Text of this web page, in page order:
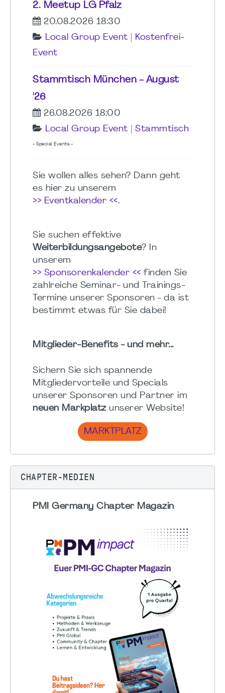
2. Meetup LG Pfalz
20.08.2026 18:30
Local Group Event
Kostenfrei-
Event
Stammtisch München - August
'26
26.08.2026 18:00
Local Group Event
Stammtisch
- Special Events -
Sie wollen alles sehen? Dann geht
es hier zu unserem
>> Eventkalender <<.
Sie suchen effektive
Weiterbildungsangebote? In
unserem
>> Sponsorenkalender << finden Sie
zahlreiche Seminar- und Trainings-
Termine unserer Sponsoren - da ist
bestimmt etwas für Sie dabei!
Mitglieder-Benefits - und mehr...
Sichern Sie sich spannende
Mitgliedervorteile und Specials
unserer Sponsoren und Partner im
neuen Markplatzunserer Website!
MARKTPLATZ
CHAPTER-MEDIEN
PMI Germany Chapter Magazin